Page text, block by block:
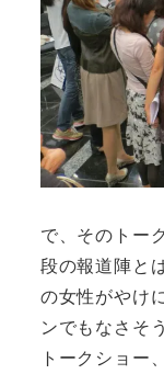
で、そのトー
段の報道陣と
の女性がやけ
ンでもなさそ
トークショー